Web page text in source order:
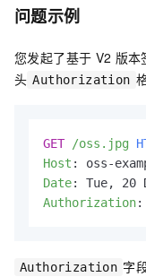
问题示例
您发起了基于 V2 版本
头 Authorization
GET /oss.jpg
Host :
Date:
Authorization:
Authorization 字